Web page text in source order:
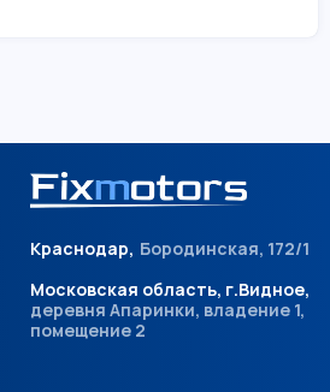
Краснодар, Бородинская, 172/1
Московская область, г.Видное,
деревня Апаринки, владение 1,
помещение 2